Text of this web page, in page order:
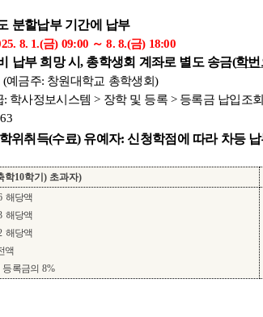
분할납부 기간에 납부
8. 1.(금) 09:00 ～ 8. 8.(금) 18:00
납부 희망 시, 총학생회 계좌로 별도 송금(학번
예금주: 창원대학교 총학생회)
사정보시스템 > 장학 및 등록 > 등록금 납입조회
위취득(수료) 유예자: 신청학점에 따라 차등
학10학기 ) 초과자)
해당액
해당액
해당액
액
록금의 8%